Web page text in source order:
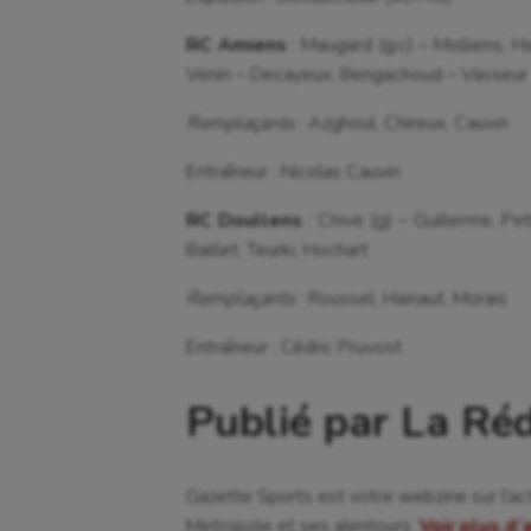
RC Amiens : Maugard (g;c) – Molliens,
Venin – Decayeux, Bengachoud – Vasseur
Remplaçants : Azghoul, Chireux, Cauvin
Entraîneur : Nicolas Cauvin
RC Doullens : Chive (g) – Guillerme,
Baillet, Teurki, Hochart
Remplaçants : Roussel, Hainaut, Morais
Entraîneur : Cédric Pruvost
Publié par La
Gazette Sports est votre webzine sur